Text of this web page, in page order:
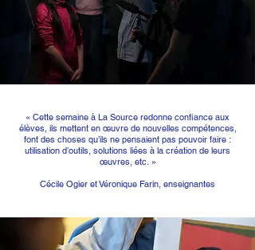
« Cette semaine à La Source redonne confiance aux
élèves, ils mettent en œuvre de nouvelles compétences,
font des choses qu’ils ne pensaient pas pouvoir faire :
utilisation d’outils, solutions liées à la création de leurs
œuvres, etc. »
Cécile Ogier et Véronique Farin, enseignantes